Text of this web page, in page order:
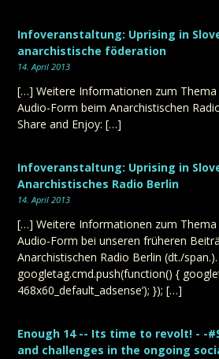
Infoveranstaltung: Uprising in
anarchistische föderation
14. April 2013
[…] Weitere Informationen zum Thema
Audio-Form beim Anarchistischen
Share and Enjoy: […]
Infoveranstaltung: Uprising in
Anarchistisches Radio Berlin
14. April 2013
[…] Weitere Informationen zum Thema
Audio-Form bei unseren früheren
Anarchistischen Radio Berlin (dt./span.).
googletag.cmd.push(function() {
468x60_default_adsense‘); }); […]
Enough 14 -- Its time to revolt! - -
and challenges in the ongoing